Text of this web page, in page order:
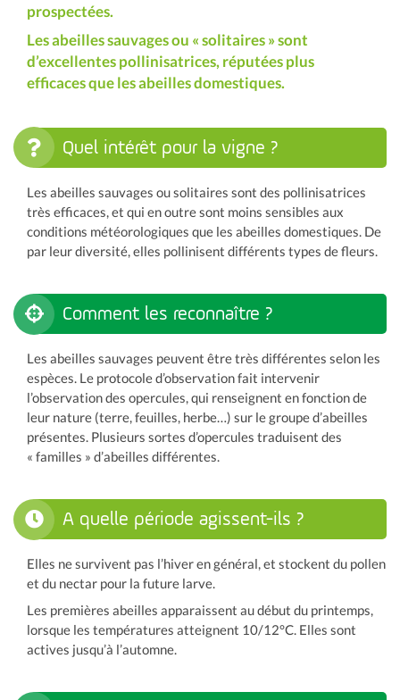
prospectées.
Les abeilles sauvages ou « solitaires » sont
d’excellentes pollinisatrices, réputées plus
efficaces que les abeilles domestiques.
Quel intérêt pour la vigne ?
Les abeilles sauvages ou solitaires sont des pollinisatrices
très efficaces, et qui en outre sont moins sensibles aux
conditions météorologiques que les abeilles domestiques. De
par leur diversité, elles pollinisent différents types de fleurs.
Comment les reconnaître ?
Les abeilles sauvages peuvent être très différentes selon les
espèces. Le protocole d’observation fait intervenir
l’observation des opercules, qui renseignent en fonction de
leur nature (terre, feuilles, herbe…) sur le groupe d’abeilles
présentes. Plusieurs sortes d’opercules traduisent des
« familles » d’abeilles différentes.
A quelle période agissent-ils ?
Elles ne survivent pas l’hiver en général, et stockent du pollen
et du nectar pour la future larve.
Les premières abeilles apparaissent au début du printemps,
lorsque les températures atteignent 10/12°C. Elles sont
actives jusqu’à l’automne.